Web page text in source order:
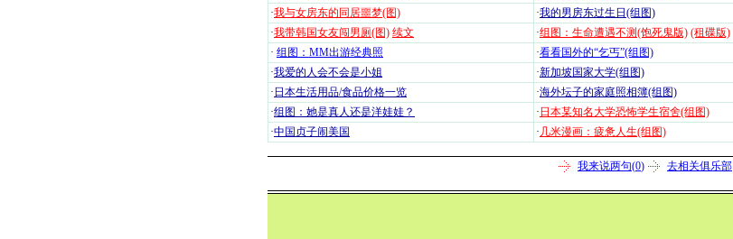
·我与女房东的同居噩梦(图) ·我的男房东过生日(组图)
·我带韩国女友闯男厕(图) 续文 ·组图：生命遭遇不测(饱死鬼版) (租碟版)
· 组图：MM出游经典照 ·看看国外的“乞丐”(组图)
·我爱的人会不会是小姐 ·新加坡国家大学(组图)
· 日本生活用品/食品价格一览 ·海外坛子的家庭照相簿(组图)
·组图：她是真人还是洋娃娃？ · 日本某知名大学恐怖学生宿舍(组图)
·中国贞子闹美国 · 几米漫画：疲惫人生(组图)
我来说两句(0) 去相关俱乐部